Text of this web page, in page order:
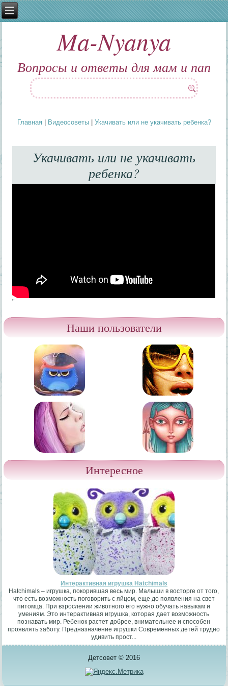
Ma-Nyanya
Вопросы и ответы для мам и пап
Вы здесь
Главная| Видеосоветы| Укачивать или не укачивать ребенка?
Укачивать или не укачивать
ребенка?
"
Наши пользователи
Интересное
Интерактивная игрушка Hatchimals
Hatchimals – игрушка, покорившая весь мир. Малыши в восторге от того,
что есть возможность поговорить с яйцом, еще до появления на свет
питомца. При взрослении животного его нужно обучать навыкам и
умениям. Это интерактивная игрушка, которая дает возможность
познавать мир. Ребенок растет добрее, внимательнее и способен
проявлять заботу. Предназначение игрушки Современных детей трудно
удивить прост...
Детсовет © 2016